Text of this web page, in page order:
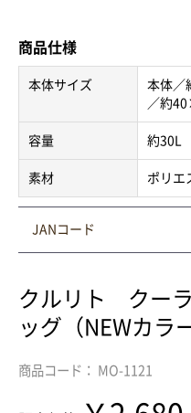
商品仕様
本体サイズ
本体
／約
容量 約30L
素材 ポリ
JANコード
クルリト クー
ッグ（NEWカラ
商品コード： MO-1121